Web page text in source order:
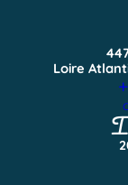
Loire